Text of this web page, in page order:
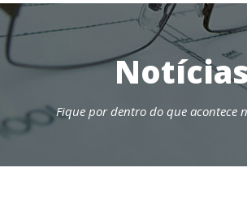
Fique por dentro do que acontece